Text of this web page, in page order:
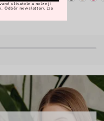
uživatele a nelze ji
Odběr newsletteru lze